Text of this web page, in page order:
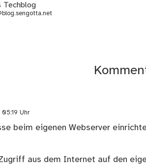
Techblog
05:19 Uhr
beim eigenen Webserver
aus dem Internet auf den